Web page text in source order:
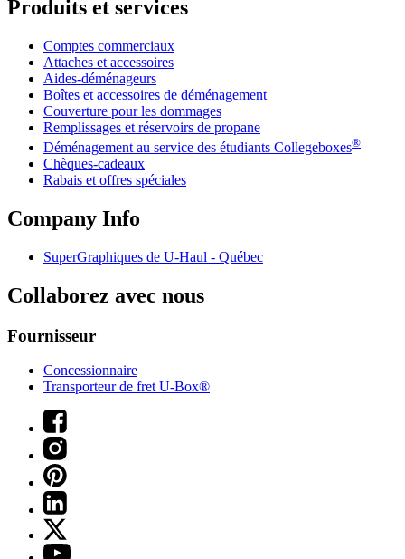
Produits et services
Comptes commerciaux
Attaches et accessoires
Aides-déménageurs
Boîtes et accessoires de déménagement
Couverture pour les dommages
Remplissages et réservoirs de propane
Déménagement au service des étudiants Collegeboxes®
Chèques-cadeaux
Rabais et offres spéciales
Company Info
SuperGraphiques de U-Haul - Québec
Collaborez avec nous
Fournisseur
Concessionnaire
Transporteur de fret U-Box®